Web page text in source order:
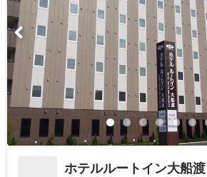
ホテルルートイン大船渡